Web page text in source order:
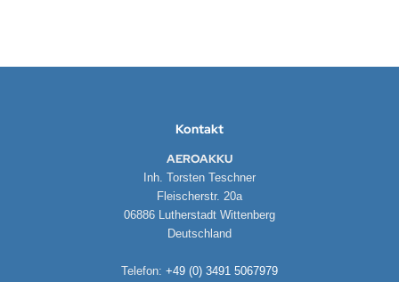
Kontakt
AEROAKKU
Inh. Torsten Teschner
Fleischerstr. 20a
06886 Lutherstadt Wittenberg
Deutschland
Telefon: +49 (0) 3491 5067979